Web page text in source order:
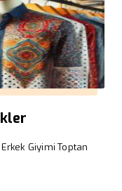
Erkek Giyimi Toptan